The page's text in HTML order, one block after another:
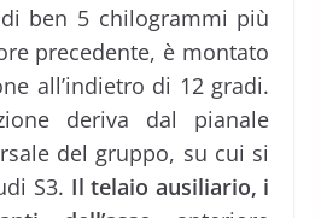
di ben 5 chilogrammi più
precedente, è montato
all’indietro di 12 gradi.
deriva dal pianale
del gruppo, su cui si
S3. Il telaio ausiliario, i